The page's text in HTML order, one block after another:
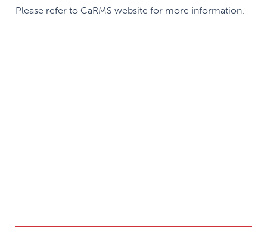
Please refer to CaRMS website for more information.